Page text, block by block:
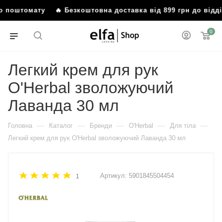
поштомату 🔥 Безкоштовна доставка від 899 грн до
0
Легкий крем для рук
O'Herbal зволожуючий
Лаванда 30 мл
Головна — Каталог — Бренди — O'Herbal — Для тіла —
Легкий крем для рук O'Herbal зволожуючий Лаванда 30 мл
1 Артикул: 5901845504454